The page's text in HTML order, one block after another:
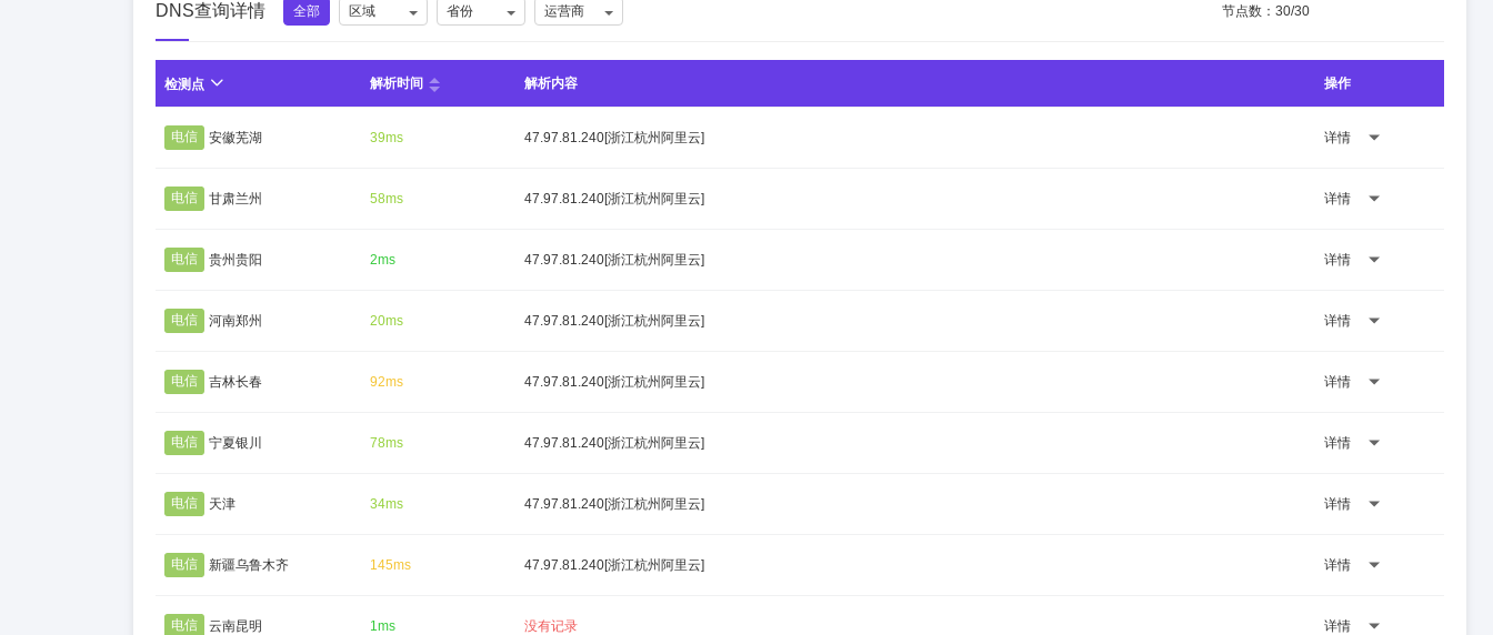
DNS查询详情 全部 区域 省份 运营商 节点数： 30/30
检测点 解析时间 解析内容 操作
电信 安徽芜湖 39ms 47.97.81.240[浙江杭州阿里云] 详情
电信 甘肃兰州 58ms 47.97.81.240[浙江杭州阿里云] 详情
电信 贵州贵阳 2ms 47.97.81.240[浙江杭州阿里云] 详情
电信 河南郑州 20ms 47.97.81.240[浙江杭州阿里云] 详情
电信 吉林长春 92ms 47.97.81.240[浙江杭州阿里云] 详情
电信 宁夏银川 78ms 47.97.81.240[浙江杭州阿里云] 详情
电信 天津 34ms 47.97.81.240[浙江杭州阿里云] 详情
电信 新疆乌鲁木齐 145ms 47.97.81.240[浙江杭州阿里云] 详情
电信 云南昆明 1ms 没有记录 详情